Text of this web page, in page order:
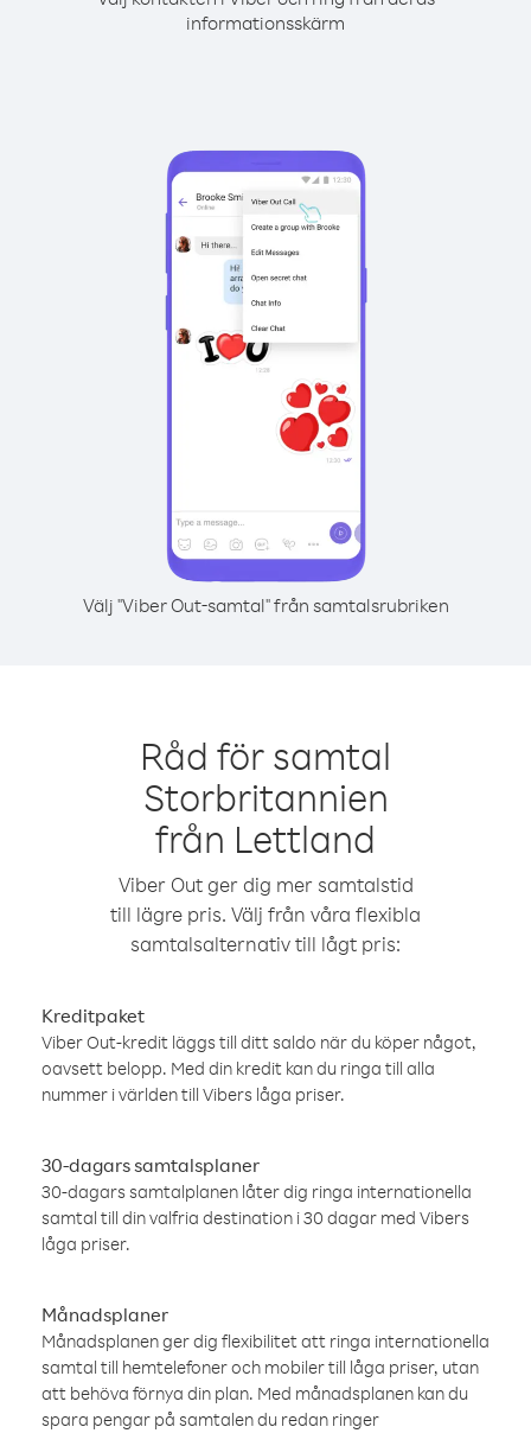
informationsskärm
Välj "Viber Out-samtal" från samtalsrubriken
Råd för samtal
Storbritannien
från Lettland
Viber Out ger dig mer samtalstid
till lägre pris. Välj från våra flexibla
samtalsalternativ till lågt pris:
Kreditpaket
Viber Out-kredit läggs till ditt saldo när du köper något,
oavsett belopp. Med din kredit kan du ringa till alla
nummer i världen till Vibers låga priser.
30-dagars samtalsplaner
30-dagars samtalplanen låter dig ringa internationella
samtal till din valfria destination i 30 dagar med Vibers
låga priser.
Månadsplaner
Månadsplanen ger dig flexibilitet att ringa internationella
samtal till hemtelefoner och mobiler till låga priser, utan
att behöva förnya din plan. Med månadsplanen kan du
spara pengar på samtalen du redan ringer